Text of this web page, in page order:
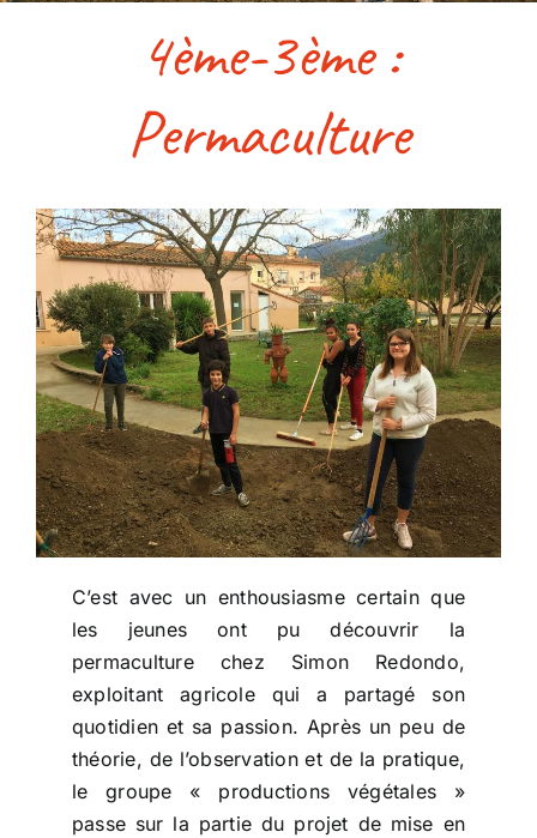
Accès & contact4ème-3ème :
Permaculture
C’est avec un enthousiasme certain que
les jeunes ont pu découvrir la
permaculture chez Simon Redondo,
exploitant agricole qui a partagé son
quotidien et sa passion. Après un peu de
théorie, de l’observation et de la pratique,
le groupe « productions végétales »
passe sur la partie du projet de mise en